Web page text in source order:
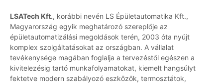
LSATech Kft., korábbi nevén LS Épületautomatika Kft.,
Magyarország egyik meghatározó szereplője az
épületautomatizálási megoldások terén, 2003 óta nyújt
komplex szolgáltatásokat az országban. A vállalat
tevékenysége magában foglalja a tervezéstől egészen a
kivitelezésig tartó munkafolyamatokat, kiemelt hangsúlyt
fektetve modern szabályozó eszközök, termosztátok,